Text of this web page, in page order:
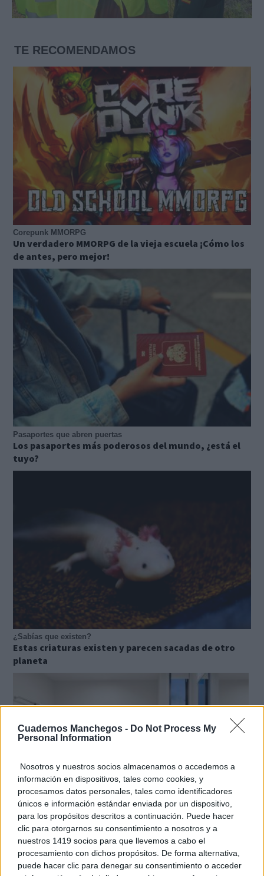
Cuadernos Manchegos - Do Not Process My
Personal Information
Nosotros y nuestros socios almacenamos o accedemos a
información en dispositivos, tales como cookies, y
procesamos datos personales, tales como identificadores
únicos e información estándar enviada por un dispositivo,
para los propósitos descritos a continuación. Puede hacer
clic para otorgarnos su consentimiento a nosotros y a
nuestros 1419 socios para que llevemos a cabo el
procesamiento con dichos propósitos. De forma alternativa,
puede hacer clic para denegar su consentimiento o acceder
TE RECOMENDAMOS
Corepunk MMORPG
Un verdadero MMORPG de la vieja escuela ¡Cómo los
de antes, pero mejor!
Pasaportes que abren puertas
Los pasaportes más poderosos del mundo, ¿está el
tuyo?
¿Sabías que existen?
Estas criaturas existen y parecen sacadas de otro
planeta
El truco contra la cal
Di adiós a la cal del baño con estos sencillos consejos